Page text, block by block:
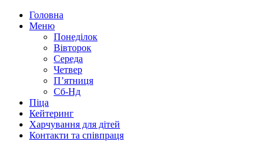
Головна
Меню
Понеділок
Вівторок
Середа
Четвер
П’ятниця
Сб-Нд
Піца
Кейтеринг
Харчування для дітей
Контакти та співпраця